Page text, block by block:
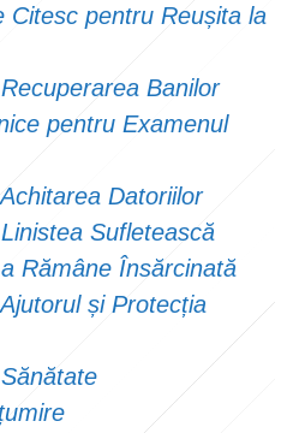
Citesc pentru Reușita la
Banilor
pentru Examenul
Datoriilor
Sufletească
Rămâne Însărcinată
și Protecția